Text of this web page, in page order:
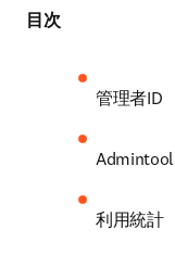
目次
管理者ID
Admintool
利用統計